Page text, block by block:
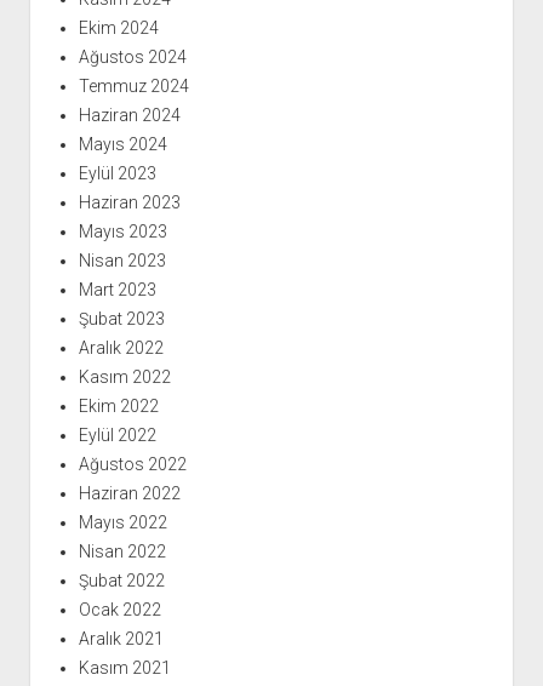
Ekim 2024
Ağustos 2024
Temmuz 2024
Haziran 2024
Mayıs 2024
Eylül 2023
Haziran 2023
Mayıs 2023
Nisan 2023
Mart 2023
Şubat 2023
Aralık 2022
Kasım 2022
Ekim 2022
Eylül 2022
Ağustos 2022
Haziran 2022
Mayıs 2022
Nisan 2022
Şubat 2022
Ocak 2022
Aralık 2021
Kasım 2021